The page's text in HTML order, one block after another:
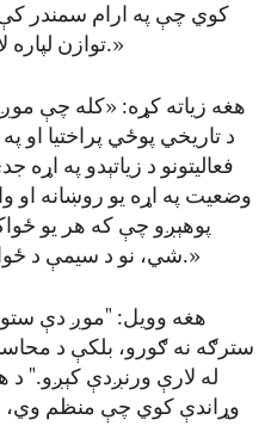
کوي چې په ارام سمندر
توازن لپاره لازم نظامي شرایط برابر کړي.»
هغه زیاته کړه: «کله چې
د تاریخي پوځي پراختیا او
فعالیتونو د زیاتېدو په
وضعیت په اړه یو روښانه او
پوهېږو چې که هر یو
شي، نو د سیمې د ځواک توازن به له منځه ولاړ شي.»
هغه وویل: "موږ دې
سترګه نه ګورو، بلکې د
له لارې ورنږدې کېږو." د
وړاندې کوي چې منظم وي،